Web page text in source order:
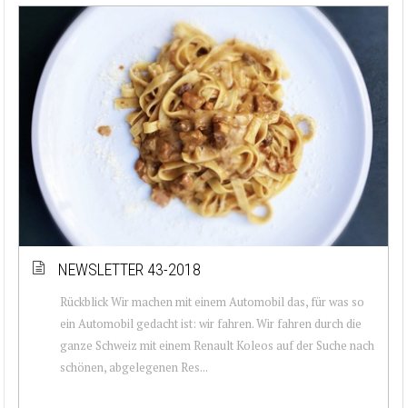
NEWSLETTER 43-2018
Rückblick Wir machen mit einem Automobil das, für was so
ein Automobil gedacht ist: wir fahren. Wir fahren durch die
ganze Schweiz mit einem Renault Koleos auf der Suche nach
schönen, abgelegenen Res...